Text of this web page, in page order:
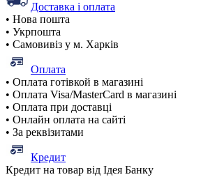
Доставка і оплата
• Нова пошта
• Укрпошта
• Самовивіз у м. Харків
Оплата
• Оплата готівкой в магазині
• Оплата Visa/MasterCard в магазині
• Оплата при доставці
• Онлайн оплата на сайті
• За реквізитами
Кредит
Кредит на товар від Ідея Банку